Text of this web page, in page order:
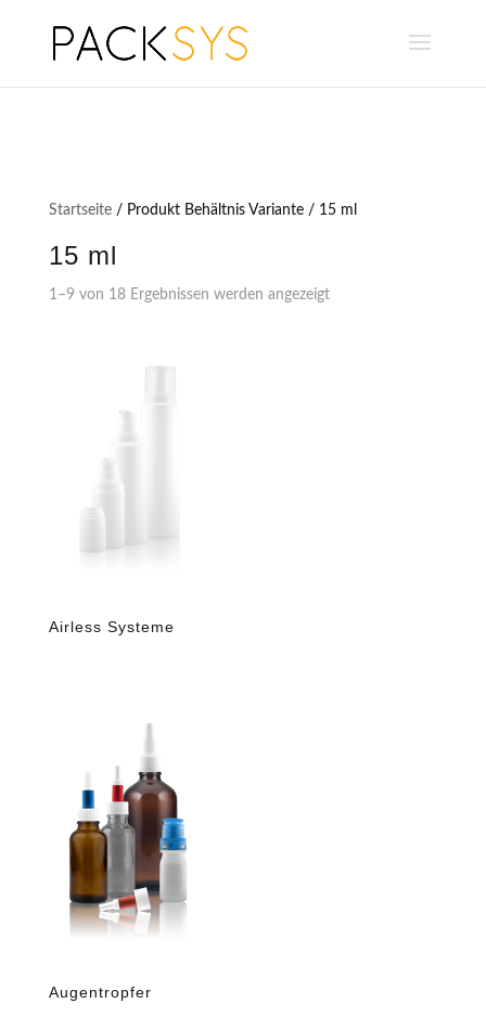
Startseite/ Produkt Behältnis Variante / 15 ml
15 ml
1–9 von 18 Ergebnissen werden angezeigt
Airless Systeme
Augentropfer